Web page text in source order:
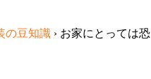
の豆知識 › お家にとっては